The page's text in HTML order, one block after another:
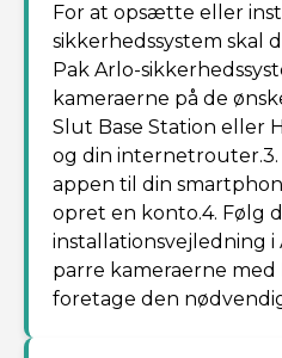
For at opsætte eller
sikkerhedssystem skal
Pak Arlo-
kameraerne på de
Slut Base Station eller
og din
appen til din
opret en konto.4. Følg
installationsvejledning
parre kameraerne med
foretage den